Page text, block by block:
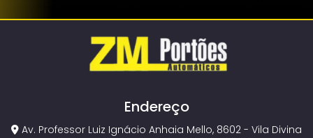
Endereço
Av. Professor Luiz Ignácio Anhaia Mello, 8602 - Vila Divina